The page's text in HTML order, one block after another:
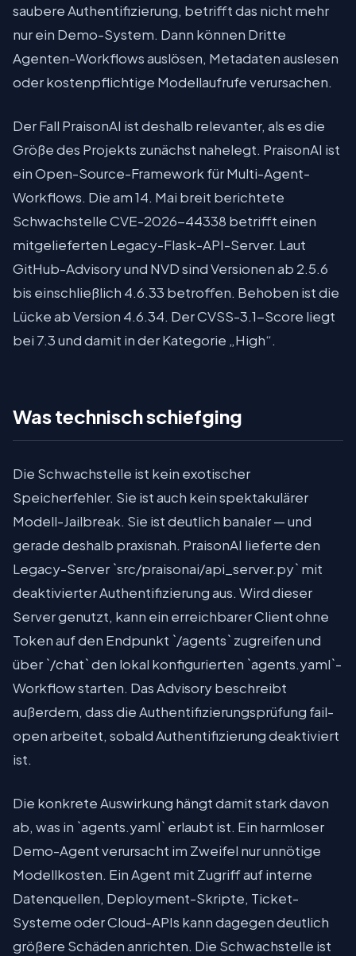
saubere Authentifizierung, betrifft das nicht mehr
nur ein Demo-System. Dann können Dritte
Agenten-Workflows auslösen, Metadaten auslesen
oder kostenpflichtige Modellaufrufe verursachen.
Der Fall PraisonAI ist deshalb relevanter, als es die
Größe des Projekts zunächst nahelegt. PraisonAI ist
ein Open-Source-Framework für Multi-Agent-
Workflows. Die am 14. Mai breit berichtete
Schwachstelle CVE-2026-44338 betrifft einen
mitgelieferten Legacy-Flask-API-Server. Laut
GitHub-Advisory und NVD sind Versionen ab 2.5.6
bis einschließlich 4.6.33 betroffen. Behoben ist die
Lücke ab Version 4.6.34. Der CVSS-3.1-Score liegt
bei 7.3 und damit in der Kategorie „High“.
Was technisch schiefging
Die Schwachstelle ist kein exotischer
Speicherfehler. Sie ist auch kein spektakulärer
Modell-Jailbreak. Sie ist deutlich banaler — und
gerade deshalb praxisnah. PraisonAI lieferte den
Legacy-Server `src/praisonai/api_server.py` mit
deaktivierter Authentifizierung aus. Wird dieser
Server genutzt, kann ein erreichbarer Client ohne
Token auf den Endpunkt `/agents` zugreifen und
über `/chat` den lokal konfigurierten `agents.yaml`-
Workflow starten. Das Advisory beschreibt
außerdem, dass die Authentifizierungsprüfung fail-
open arbeitet, sobald Authentifizierung deaktiviert
ist.
Die konkrete Auswirkung hängt damit stark davon
ab, was in `agents.yaml` erlaubt ist. Ein harmloser
Demo-Agent verursacht im Zweifel nur unnötige
Modellkosten. Ein Agent mit Zugriff auf interne
Datenquellen, Deployment-Skripte, Ticket-
Systeme oder Cloud-APIs kann dagegen deutlich
größere Schäden anrichten. Die Schwachstelle ist